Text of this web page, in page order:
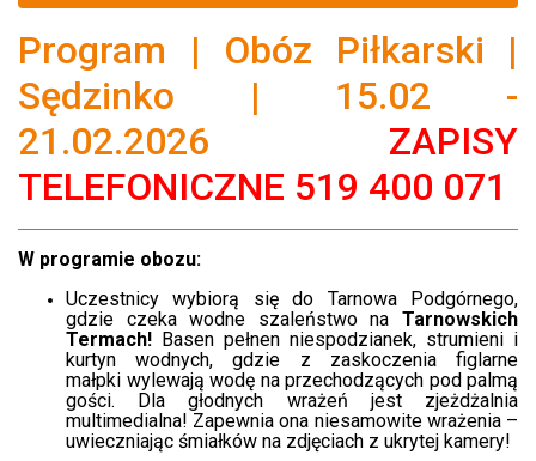
Program | Obóz Piłkarski |
Sędzinko | 15.02 -
21.02.2026 ZAPISY
TELEFONICZNE 519 400 071
W programie obozu:
Uczestnicy wybiorą się do Tarnowa Podgórnego,
gdzie czeka wodne szaleństwo na Tarnowskich
Termach! Basen pełnen niespodzianek, strumieni i
kurtyn wodnych, gdzie z zaskoczenia figlarne
małpki wylewają wodę na przechodzących pod palmą
gości. Dla głodnych wrażeń jest zjeżdżalnia
multimedialna! Zapewnia ona niesamowite wrażenia –
uwieczniając śmiałków na zdjęciach z ukrytej kamery!